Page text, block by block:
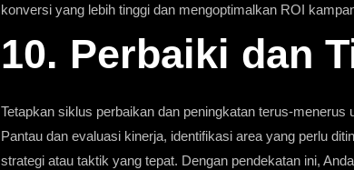
konversi yang lebih tinggi dan mengoptimalkan ROI
10. Perbaiki dan
Tetapkan siklus perbaikan dan peningkatan terus-menerus
Pantau dan evaluasi kinerja, identifikasi area yang perlu
strategi atau taktik yang tepat. Dengan pendekatan ini,